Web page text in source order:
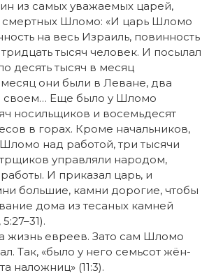
из самых уважаемых царей,
Шломо: «И царь Шломо
на весь Израиль, повинность
тысяч человек. И посылал
десять тысяч в месяц
они были в Леване, два
своем… Еще было у Шломо
носильщиков и восемьдесят
в горах. Кроме начальников,
над работой, три тысячи
управляли народом,
И приказал царь, и
большие, камни дорогие, чтобы
дома из тесаных камней
жизнь евреев. Зато сам Шломо
Так, «было у него семьсот жён-
наложниц» (11:3).